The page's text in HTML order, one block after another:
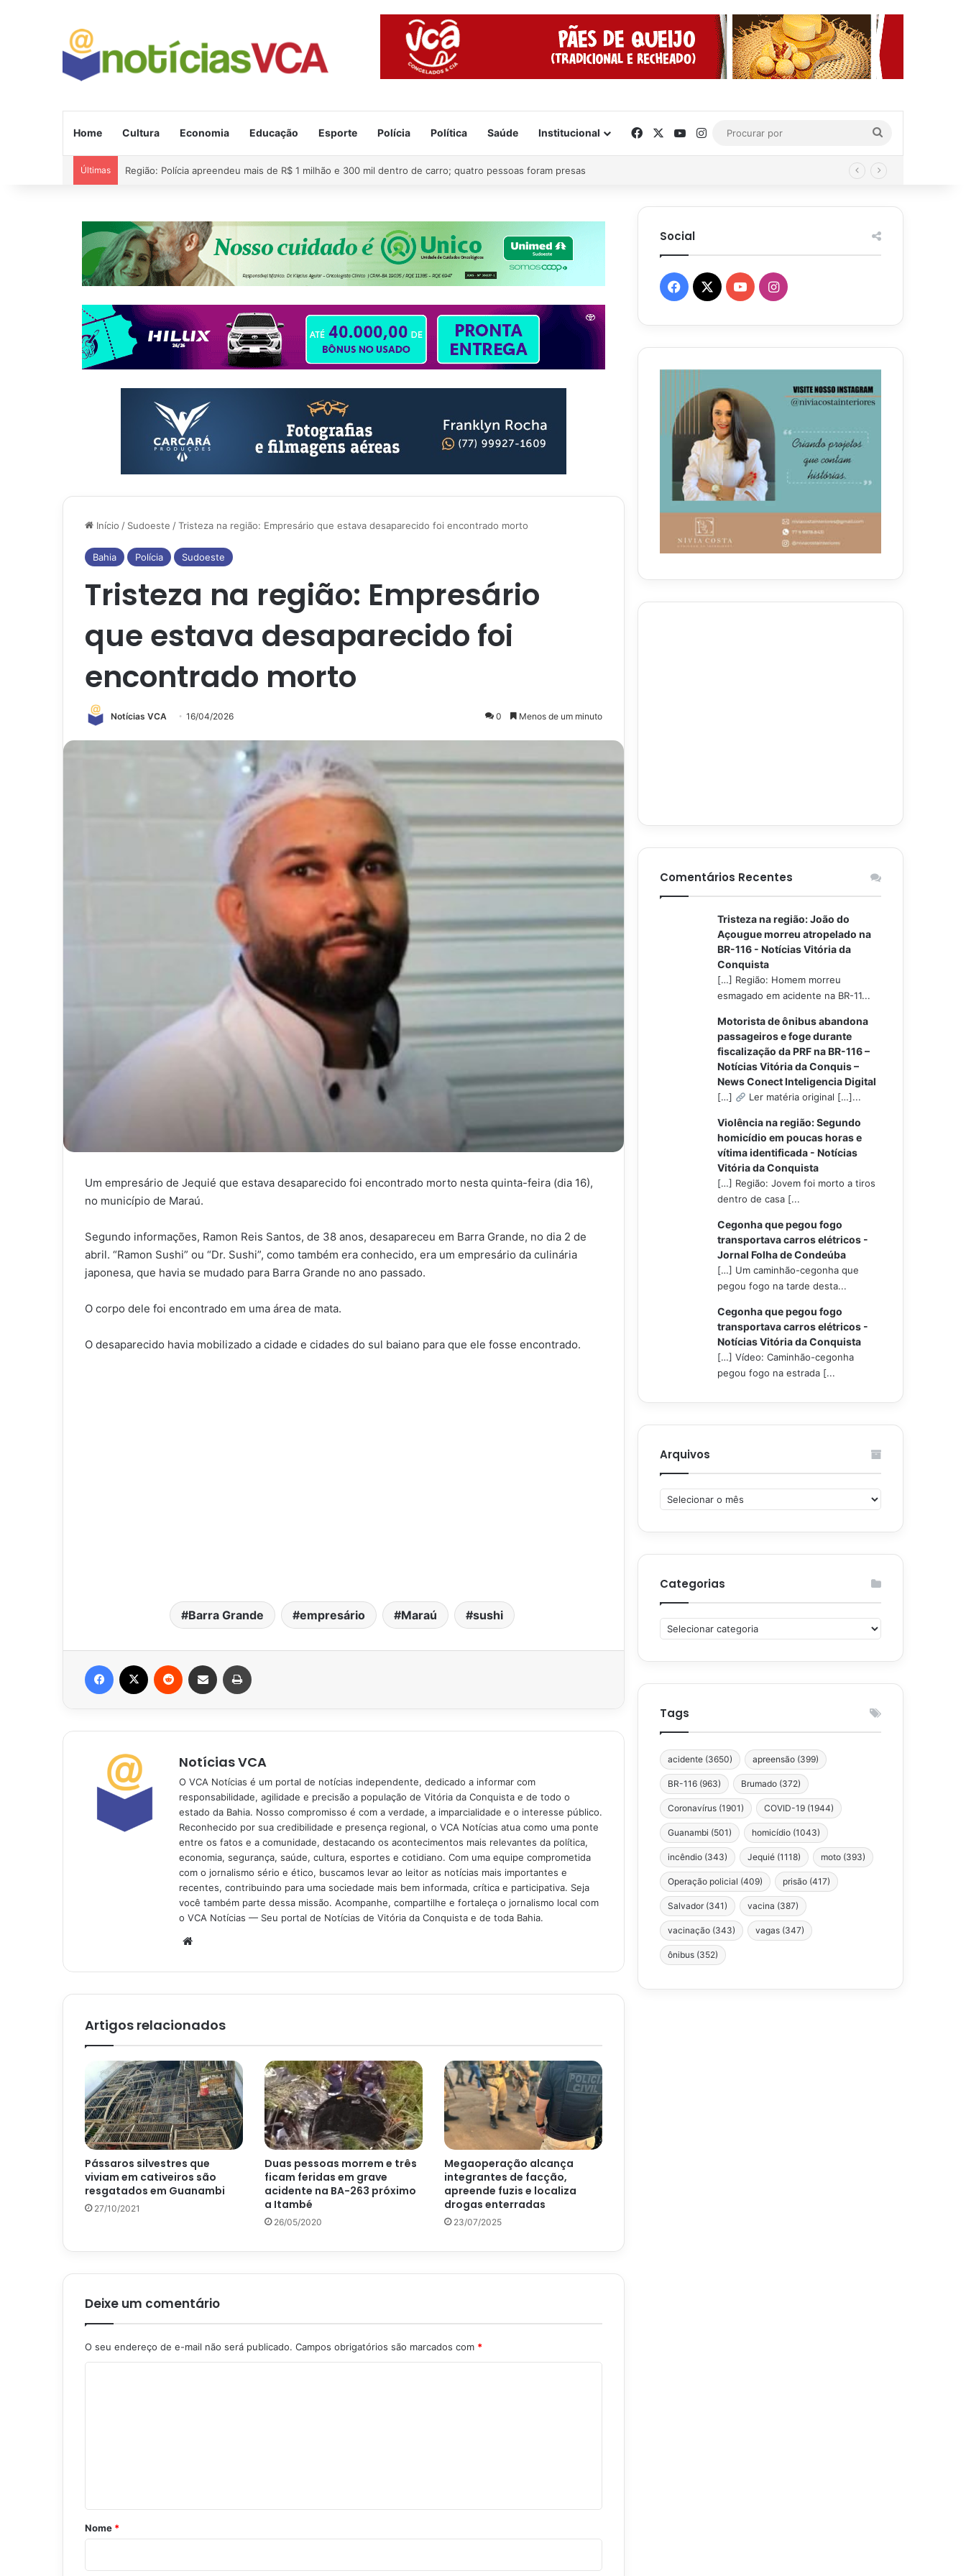
Home Cultura Economia Educação Esporte Polícia Política Saúde Institucional FacebookYouTube
Instagram
por
Últimas Alerta de vendaval para 11 estados e ciclone já está formado
Início / Sudoeste /Tristeza na região: Empresário que estava desaparecido foi encontrado morto
Bahia Polícia Sudoeste
Tristeza na região: Empresário
que estava desaparecido foi
encontrado morto
Notícias VCA 16/04/2026 0 Menos de um minuto
Um empresário de Jequié que estava desaparecido foi encontrado morto nesta quinta-feira (dia 16),
no município de Maraú.
Segundo informações, Ramon Reis Santos, de 38 anos, desapareceu em Barra Grande, no dia 2 de
abril. “Ramon Sushi” ou “Dr. Sushi”, como também era conhecido, era um empresário da culinária
japonesa, que havia se mudado para Barra Grande no ano passado.
O corpo dele foi encontrado em uma área de mata.
O desaparecido havia mobilizado a cidade e cidades do sul baiano para que ele fosse encontrado.
Barra Grande empresário Maraú sushi
Facebook Reddit Compartilhar via e-mail
Notícias VCA
O VCA Notícias é um portal de notícias independente, dedicado a informar com
responsabilidade, agilidade e precisão a população de Vitória da Conquista e de todo o
estado da Bahia. Nosso compromisso é com a verdade, a imparcialidade e o interesse público.
Reconhecido por sua credibilidade e presença regional, o VCA Notícias atua como uma ponte
entre os fatos e a comunidade, destacando os acontecimentos mais relevantes da política,
economia, segurança, saúde, cultura, esportes e cotidiano. Com uma equipe comprometida
com o jornalismo sério e ético, buscamos levar ao leitor as notícias mais importantes e
recentes, contribuindo para uma sociedade mais bem informada, crítica e participativa. Seja
você também parte dessa missão. Acompanhe, compartilhe e fortaleça o jornalismo local com
o VCA Notícias — Seu portal de Notícias de Vitória da Conquista e de toda Bahia.
Artigos relacionados
Pássaros silvestres que
viviam em cativeiros são
resgatados em Guanambi
27/10/2021
Duas pessoas morrem e três
ficam feridas em grave
acidente na BA-263 próximo
a Itambé
26/05/2020
Megaoperação alcança
integrantes de facção,
apreende fuzis e localiza
drogas enterradas
23/07/2025
Deixe um comentário
O seu endereço de e-mail não será publicado. Campos obrigatórios são marcados com *
r
o
Nome *
Social
Facebook
X YouTubeInstagram
Comentários Recentes
Tristeza na região: João do
Açougue morreu atropelado na
BR-116 - Notícias Vitória da
Conquista
[…] Região: Homem morreu
esmagado em acidente na BR-11...
Motorista de ônibus abandona
passageiros e foge durante
fiscalização da PRF na BR-116 –
Notícias Vitória da Conquis –
News Conect Inteligencia Digital
[…] Ler matéria original […]...
Violência na região: Segundo
homicídio em poucas horas e
vítima identificada - Notícias
Vitória da Conquista
[…] Região: Jovem foi morto a tiros
dentro de casa [...
Cegonha que pegou fogo
transportava carros elétricos -
Jornal Folha de Condeúba
[…] Um caminhão-cegonha que
pegou fogo na tarde desta...
Cegonha que pegou fogo
transportava carros elétricos -
Notícias Vitória da Conquista
[…] Vídeo: Caminhão-cegonha
pegou fogo na estrada [...
Arquivos
Arquivos
Categorias
Categorias
Tags
acidente (3650) apreensão (399)
BR-116 (963) Brumado (372)
Coronavírus (1901) COVID-19 (1944)
Guanambi (501) homicídio (1043)
incêndio (343) Jequié (1118) moto (393)
Operação policial (409) prisão (417)
Salvador (341) vacina (387)
vacinação (343) vagas (347)
ônibus (352)